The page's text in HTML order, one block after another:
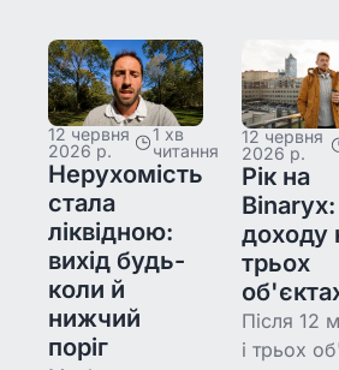
продажів. Його
дві позиції на
Binaryx —
Tropical Loft і
Vesna
Townhouse —
показують,
чому інтерфейс
має значення
для інвестицій.
Binaryx —
PARQ
Kammora
— обрано
аудит, а
12 червня
2026 р.
1 хв
читання
Нерухомість
стала
ліквідною:
вихід будь-
коли й
нижчий
поріг
12 червня
2026 р.
Рік на
Binaryx:
доходу
трьох
Після 12
і трьох